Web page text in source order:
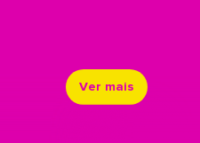
Ver mais